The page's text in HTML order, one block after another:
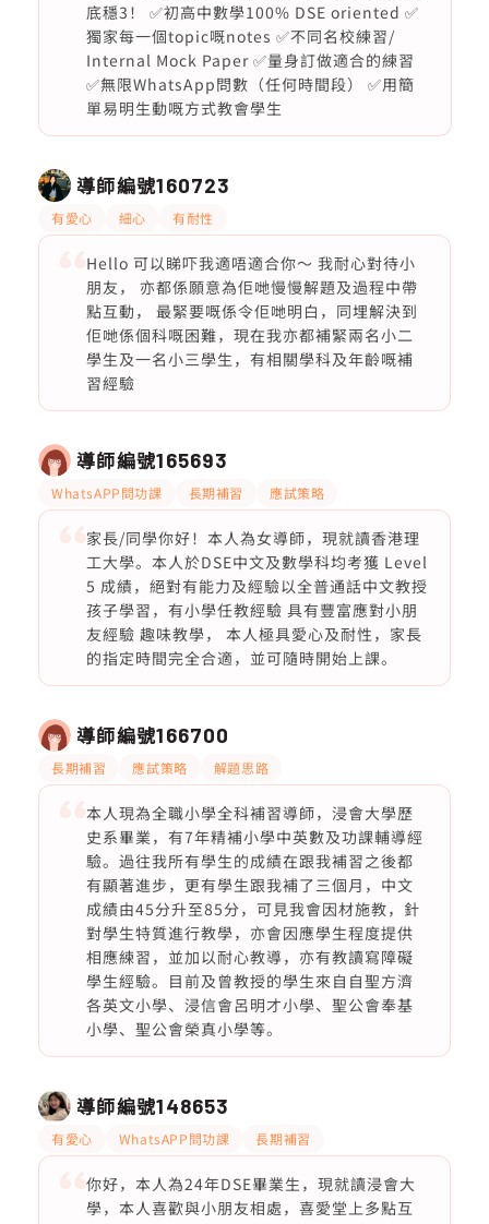
底穩3！ ✅初高中數學100% DSE oriented ✅
獨家每一個topic嘅notes ✅不同名校練習/
Internal Mock Paper ✅量身訂做適合的練習
✅無限WhatsApp問數（任何時間段） ✅用簡
單易明生動嘅方式教會學生
導師編號160723
有愛心 細心 有耐性
Hello 可以睇吓我適唔適合你～ 我耐心對待小
朋友， 亦都係願意為佢哋慢慢解題及過程中帶
點互動， 最緊要嘅係令佢哋明白，同埋解決到
佢哋係個科嘅困難，現在我亦都補緊兩名小二
學生及一名小三學生，有相關學科及年齡嘅補
習經驗
導師編號165693
WhatsAPP問功課 長期補習 應試策略
家長/同學你好！本人為女導師，現就讀香港理
工大學。本人於DSE中文及數學科均考獲 Level
5 成績，絕對有能力及經驗以全普通話中文教授
孩子學習，有小學任教經驗 具有豐富應對小朋
友經驗 趣味教學， 本人極具愛心及耐性，家長
的指定時間完全合適，並可隨時開始上課。
導師編號166700
長期補習 應試策略 解題思路
本人現為全職小學全科補習導師，浸會大學歷
史系畢業，有7年精補小學中英數及功課輔導經
驗。過往我所有學生的成績在跟我補習之後都
有顯著進步，更有學生跟我補了三個月，中文
成績由45分升至85分，可見我會因材施教，針
對學生特質進行教學，亦會因應學生程度提供
相應練習，並加以耐心教導，亦有教讀寫障礙
學生經驗。目前及曾教授的學生來自自聖方濟
各英文小學、浸信會呂明才小學、聖公會奉基
小學、聖公會榮真小學等。
導師編號148653
有愛心 WhatsAPP問功課 長期補習
你好，本人為24年DSE畢業生，現就讀浸會大
學，本人喜歡與小朋友相處，喜愛堂上多點互